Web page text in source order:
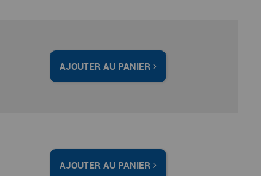
AJOUTER AU PANIER
AJOUTER AU PANIER